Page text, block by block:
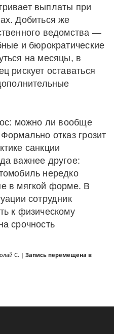
выплаты при
Добиться же
ведомства —
и бюрократические
на месяцы, в
рискует оставаться
можно ли вообще
отказ грозит
санкции
важнее другое:
нередко
в мягкой форме. В
сотрудник
к физическому
срочность
С. | Запись перемещена в